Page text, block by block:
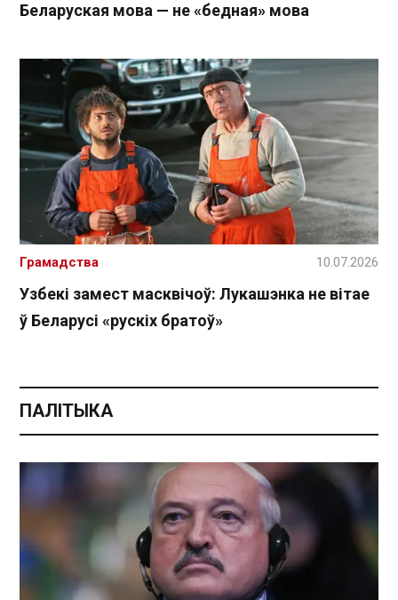
Беларуская мова — не «бедная» мова
Узбекі замест масквічоў: Лукашэнка не вітае
ў Беларусі «рускіх братоў»
Грамадства 10.07.2026
ПАЛІТЫКА